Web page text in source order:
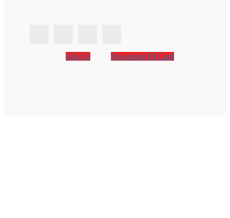
Join Us Download ID Card